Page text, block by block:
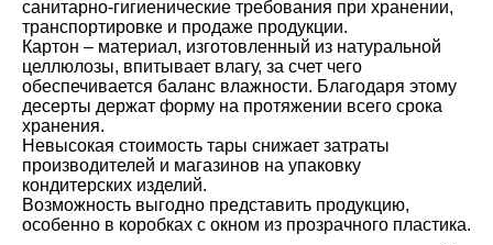
санитарно-гигиенические требования при хранении,
транспортировке и продаже продукции.
Картон – материал, изготовленный из натуральной
целлюлозы, впитывает влагу, за счет чего
обеспечивается баланс влажности. Благодаря этому
десерты держат форму на протяжении всего срока
хранения.
Невысокая стоимость тары снижает затраты
производителей и магазинов на упаковку
кондитерских изделий.
Возможность выгодно представить продукцию,
особенно в коробках с окном из прозрачного пластика.